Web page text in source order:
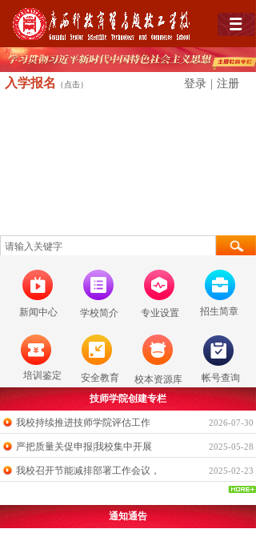
入学报名 （点击） 登录 注册
安全教育 校本资源库
专业设置
新闻中心 学校简介
培训鉴定 帐号查询
招生简章
技师学院创建专栏
我校持续推进技师学院评估工作 2026-07-30
严把质量关促申报|我校集中开展 2025-05-28
我校召开节能减排部署工作会议， 2025-02-23
通知通告